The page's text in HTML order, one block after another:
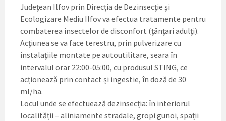
Județean Ilfov prin Direcția de Dezinsecție și
Ecologizare Mediu Ilfov va efectua tratamente pentru
combaterea insectelor de disconfort (țânțari adulți).
Acțiunea se va face terestru, prin pulverizare cu
instalațiile montate pe autoutilitare, seara în
intervalul orar 22:00-05:00, cu produsul STING, ce
acționează prin contact și ingestie, în doză de 30
ml/ha.
Locul unde se efectuează dezinsecția: în interiorul
localității – aliniamente stradale, gropi gunoi, spații